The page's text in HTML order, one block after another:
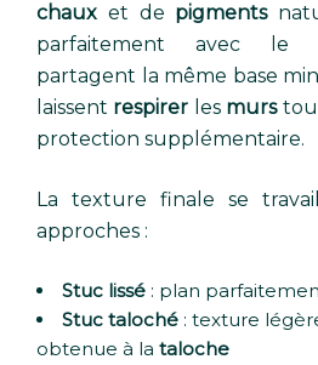
chaux et de pigments
parfaitement avec le
partagent la même base
laissent respirer les murs
protection supplémentaire.
La texture finale se
approches :
Stuc lissé : plan
Stuc taloché : texture
obtenue à la taloche